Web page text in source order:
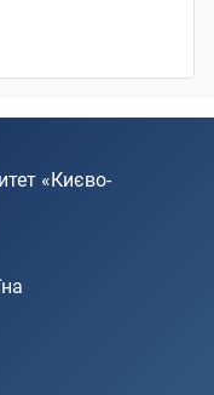
«Києво-